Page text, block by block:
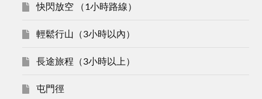
快閃放空 （1小時路線）
輕鬆行山（3小時以內）
長途旅程（3小時以上）
屯門徑